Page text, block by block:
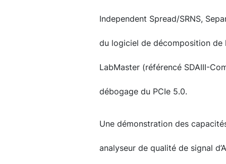
Independent Spread/SRNS,
du logiciel de décomposition de
LabMaster (référencé SDAIII-
débogage du PCIe 5.0.
Une démonstration des
analyseur de qualité de signal